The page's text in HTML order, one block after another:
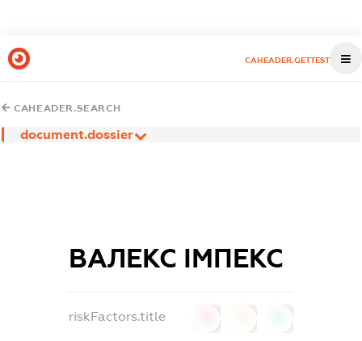
CAHEADER.GETTEST
CAHEADER.SEARCH
document.dossier
ВАЛЕКС ІМПЕКС
riskFactors.title